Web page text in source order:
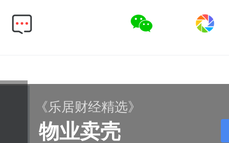
《乐居财经精选》
物业卖壳